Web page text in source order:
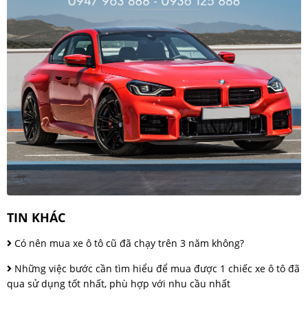
TIN KHÁC
Có nên mua xe ô tô cũ đã chạy trên 3 năm không?
Những việc bước cần tìm hiểu để mua được 1 chiếc xe ô tô đã
qua sử dụng tốt nhất, phù hợp với nhu cầu nhất